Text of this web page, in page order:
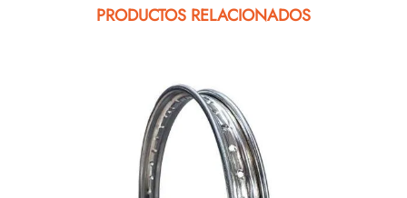
PRODUCTOS RELACIONADOS